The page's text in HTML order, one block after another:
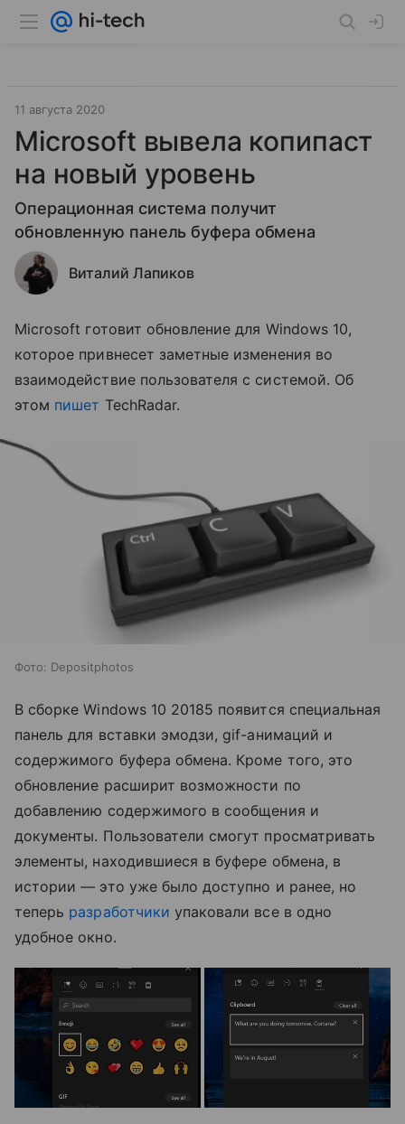
11 августа 2020
Microsoft вывела копипаст
на новый уровень
Операционная система получит
обновленную панель буфера обмена
Виталий Лапиков
Microsoft готовит обновление для Windows 10,
которое привнесет заметные изменения во
взаимодействие пользователя с системой. Об
этом пишет TechRadar.
Фото: Depositphotos
В сборке Windows 10 20185 появится специальная
панель для вставки эмодзи, gif-анимаций и
содержимого буфера обмена. Кроме того, это
обновление расширит возможности по
добавлению содержимого в сообщения и
документы. Пользователи смогут просматривать
элементы, находившиеся в буфере обмена, в
истории — это уже было доступно и ранее, но
теперь разработчики упаковали все в одно
удобное окно.